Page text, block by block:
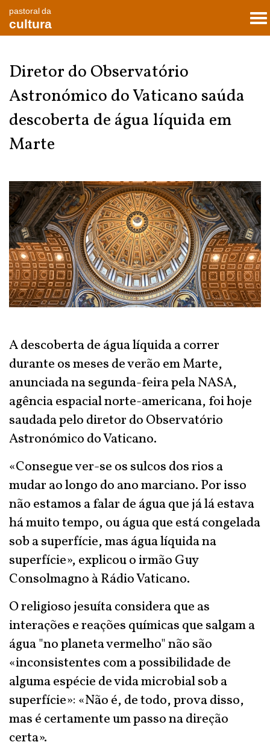
pastoral da
cultura
Diretor do Observatório
Astronómico do Vaticano saúda
descoberta de água líquida em
Marte
A descoberta de água líquida a correr
durante os meses de verão em Marte,
anunciada na segunda-feira pela NASA,
agência espacial norte-americana, foi hoje
saudada pelo diretor do Observatório
Astronómico do Vaticano.
«Consegue ver-se os sulcos dos rios a
mudar ao longo do ano marciano. Por isso
não estamos a falar de água que já lá estava
há muito tempo, ou água que está congelada
sob a superfície, mas água líquida na
superfície», explicou o irmão Guy
Consolmagno à Rádio Vaticano.
O religioso jesuíta considera que as
interações e reações químicas que salgam a
água "no planeta vermelho" não são
«inconsistentes com a possibilidade de
alguma espécie de vida microbial sob a
superfície»: «Não é, de todo, prova disso,
mas é certamente um passo na direção
certa».